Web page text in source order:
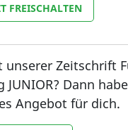
FREISCHALTEN
unserer Zeitschrift
Dann
Angebot für dich.